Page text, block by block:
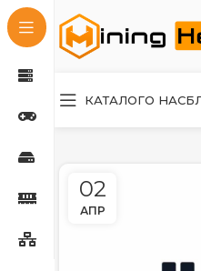
КАТАЛОГО НАС
02
АПР